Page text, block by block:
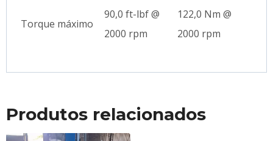
Torque máximo
90,0 ft-lbf @
2000 rpm
122,0 Nm @
2000 rpm
Produtos relacionados